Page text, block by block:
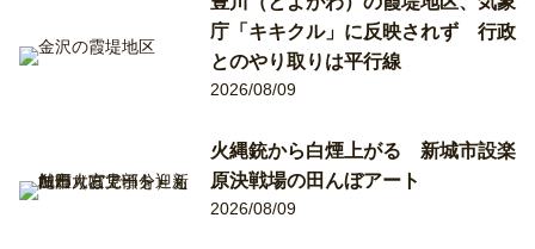
庁「キキクル」に反映されず 行政
とのやり取りは平行線
2026/08/09
火縄銃から白煙上がる 新城市設楽
原決戦場の田んぼアート
2026/08/09